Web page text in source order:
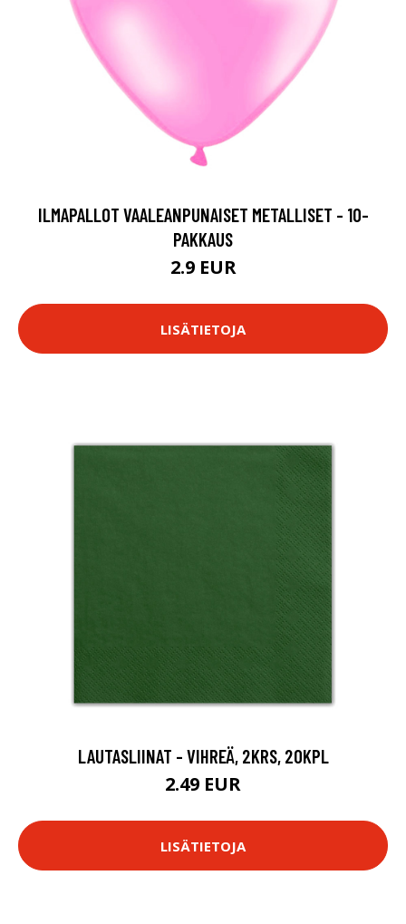
ILMAPALLOT VAALEANPUNAISET METALLISET - 10-
PAKKAUS
2.9 EUR
LISÄTIETOJA
LAUTASLIINAT - VIHREÄ, 2KRS, 20KPL
2.49 EUR
LISÄTIETOJA